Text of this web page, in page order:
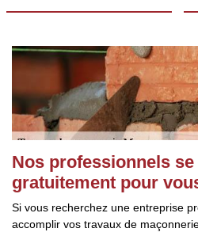
Nos professionnels
gratuitement pour
Si vous recherchez une entreprise
accomplir vos travaux de